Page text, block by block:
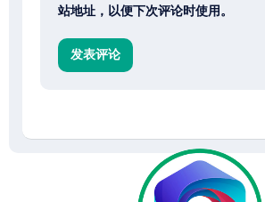
站地址，以便下次评论时使用。